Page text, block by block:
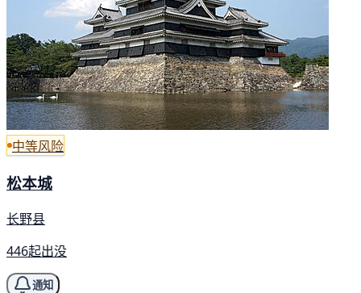
中等风险
松本城
长野县
446起出没
通知